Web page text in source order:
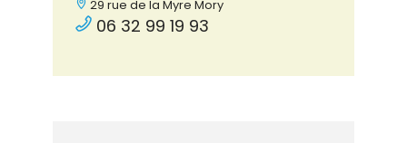
29 rue de la Myre Mory
06 32 99 19 93